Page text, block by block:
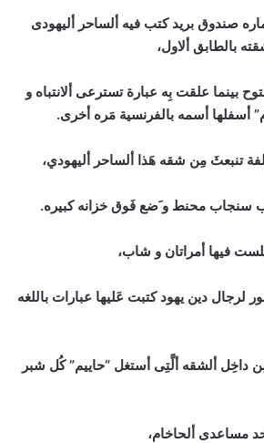
صندوق بريد كتب فيه ألساحر أليهودى
بالطابق ألاول،
بينما علقت بِه عبارة تسترعى ألانتباه و
أسفلها أسمه بالفرنسية مَره أخرى.
تنبعثَ مِن شقه هَذا ألساحر أليهودي،
سنجاب محنط و َضع فَوق خزانه كبيره.
فيها أمراتان و شاب،
دين يهود كتبت عَليها عبارات باللغه
داخِل ألشقه ألَّتِى أستغل “حاييم” كُل شبر
مساعدى ألحاخام،